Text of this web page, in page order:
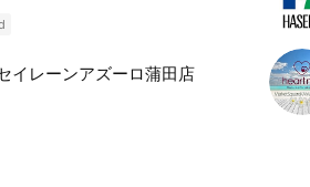
イレーンアズーロ蒲田店